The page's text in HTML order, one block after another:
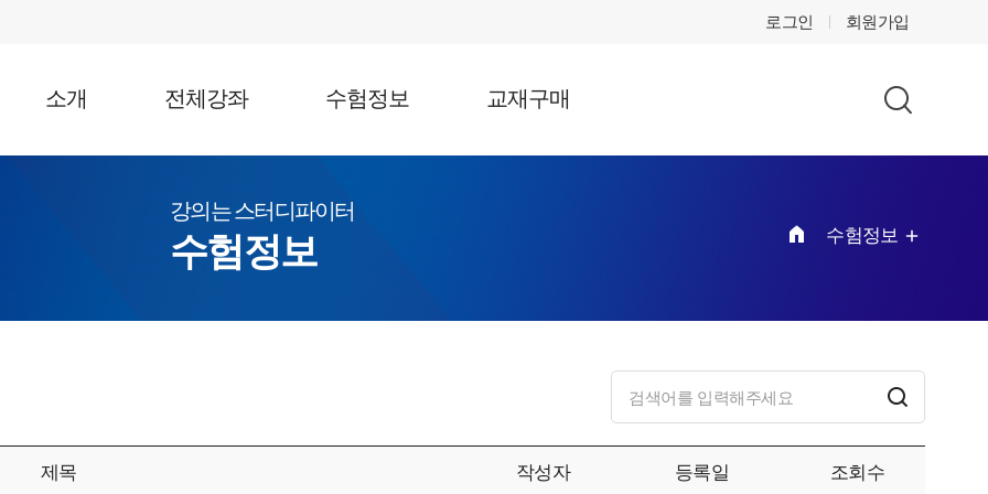
로그인 회원가입
소개 전체강좌 수험정보 교재구매
수험정보 수험정보
제목 작성자 등록일 조회수